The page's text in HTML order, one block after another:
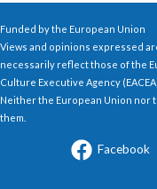
Funded by the European Union
Views and opinions expressed
necessarily reflect those of the
Culture Executive Agency
Neither the European Union nor
them.
Facebook